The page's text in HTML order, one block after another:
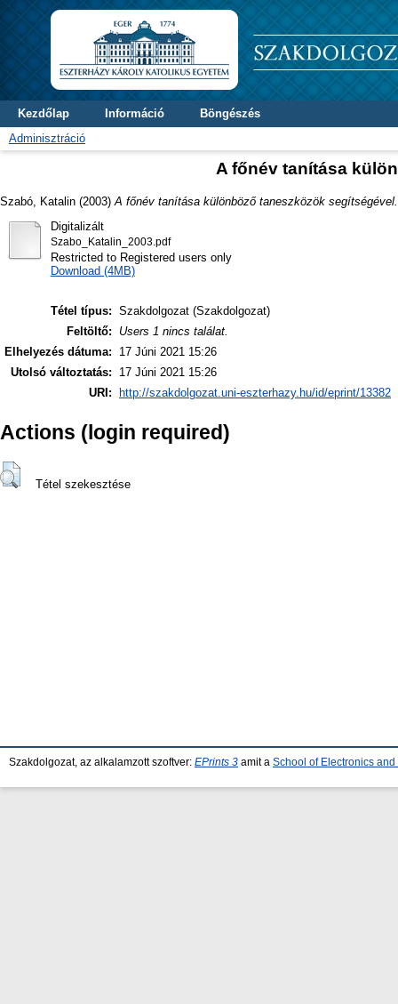
Kezdőlap Információ
Böngészés
Adminisztráció
A főnév tanítása
Szabó, Katalin (2003) A főnév tanítása különböző taneszközök segítségével.
Digitalizált
Szabo_Katalin_2003.pdf
Restricted to Registered users only
Download (4MB)
Tétel típus: Szakdolgozat (Szakdolgozat)
Feltöltő:
Users 1 nincs találat.
Elhelyezés dátuma:
17 Júni 2021 15:26
Utolsó változtatás:
17 Júni 2021 15:26
URI:
http://szakdolgozat.uni-eszterhazy.hu/id/eprint/13382
Actions (login required)
Tétel szekesztése
Szakdolgozat, az alkalamzott szoftver: EPrints 3 amit a School of Electronics